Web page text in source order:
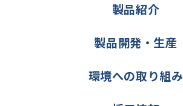
製品紹介
製品開発・生産
環境への取り組み